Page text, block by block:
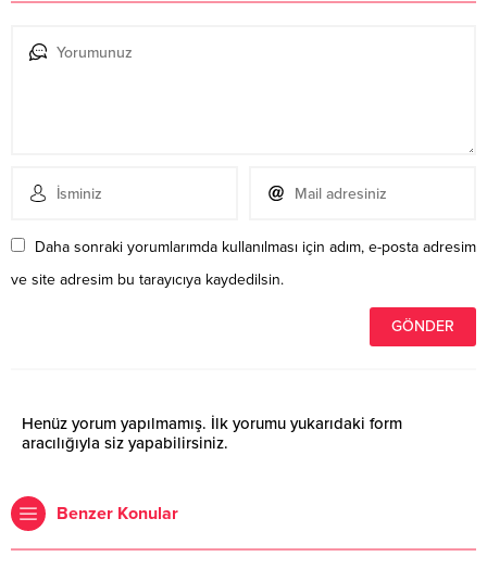
Daha sonraki yorumlarımda kullanılması için adım, e-posta adresim
ve site adresim bu tarayıcıya kaydedilsin.
Henüz yorum yapılmamış. İlk yorumu yukarıdaki form
aracılığıyla siz yapabilirsiniz.
Benzer Konular